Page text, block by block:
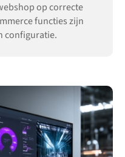
op correcte
functies zijn
configuratie.